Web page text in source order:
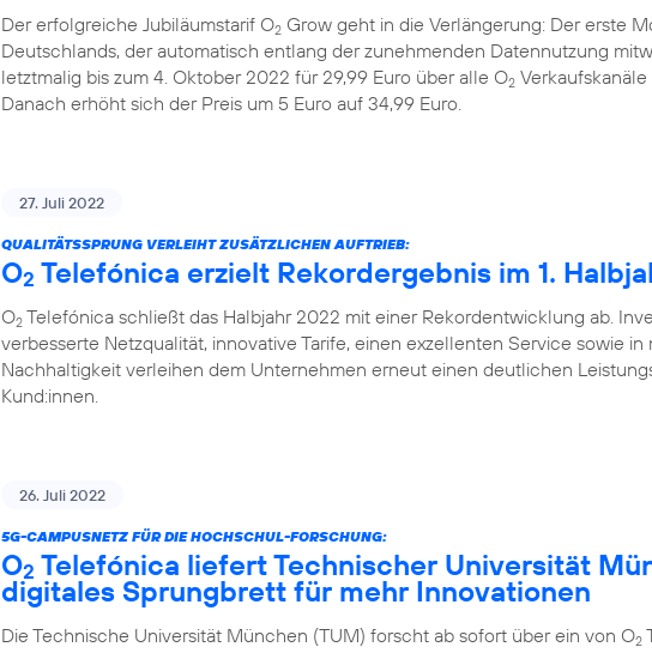
Der erfolgreiche Jubiläumstarif O2 Grow geht in die Verlängerung: Der erste
Deutschlands, der automatisch entlang der zunehmenden Datennutzung
letztmalig bis zum 4. Oktober 2022 für 29,99 Euro über alle O2 Verkaufskanäle
Danach erhöht sich der Preis um 5 Euro auf 34,99 Euro.
27. Juli 2022
QUALITÄTSSPRUNG VERLEIHT ZUSÄTZLICHEN AUFTRIEB:
O2 Telefónica erzielt Rekordergebnis im 1.
O2 Telefónica schließt das Halbjahr 2022 mit einer Rekordentwicklung ab.
verbesserte Netzqualität, innovative Tarife, einen exzellenten Service sowie in
Nachhaltigkeit verleihen dem Unternehmen erneut einen deutlichen
Kund:innen.
26. Juli 2022
5G-CAMPUSNETZ FÜR DIE HOCHSCHUL-FORSCHUNG:
O2 Telefónica liefert Technischer Universität
digitales Sprungbrett für mehr Innovationen
Die Technische Universität München (TUM) forscht ab sofort über ein von O2